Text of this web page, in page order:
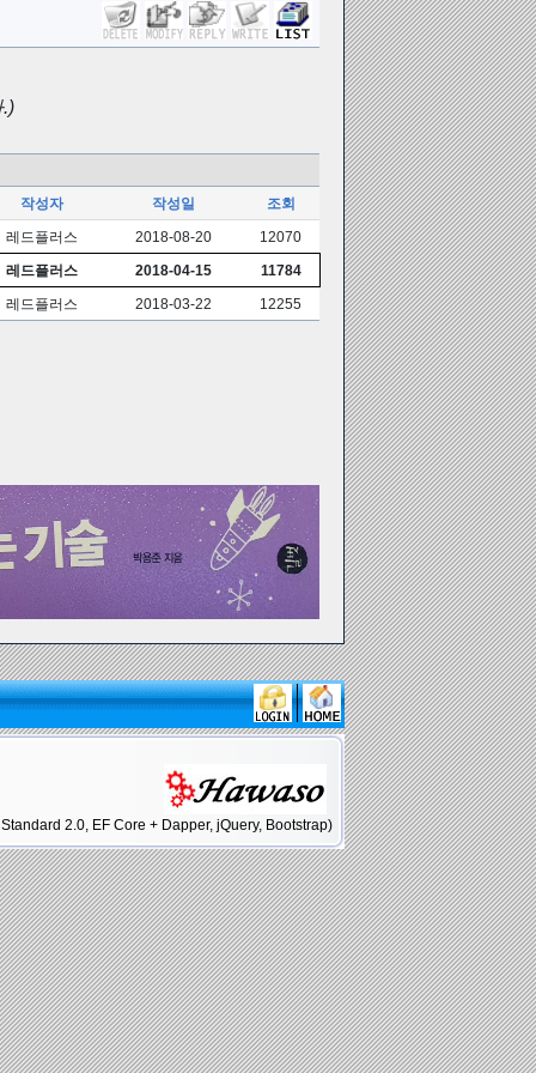
작성자 작성일
조회
레드플러스
2018-08-20
12070
레드플러스
2018-04-15
11784
레드플러스
2018-03-22 12255
2.0, EF Core + Dapper, jQuery, Bootstrap)